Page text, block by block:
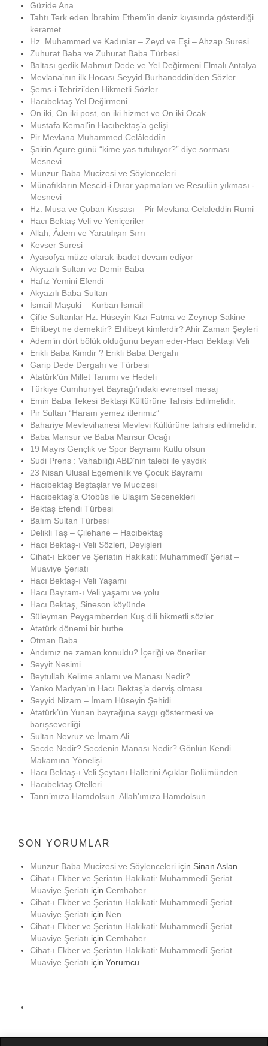
Güzide Ana
Tahtı Terk eden İbrahim Ethem’in deniz kıyısında gösterdiği
keramet
Hz. Muhammed ve Kadınlar – Zeyd ve Eşi – Ahzap Suresi
Zuhurat Baba ve Zuhurat Baba Türbesi
Baltası gedik Mahmut Dede ve Yel Değirmeni Elmalı Antalya
Mevlana’nın ilk Hocası Seyyid Burhaneddin’den Sözler
Şems-i Tebrizi’den Hikmetli Sözler
Hacıbektaş Yel Değirmeni
On iki, On iki post, on iki hizmet ve On iki Ocak
Mustafa Kemal’in Hacıbektaş’a gelişi
Pir Mevlana Muhammed Celâleddîn
Şairin Aşure günü “kime yas tutuluyor?” diye sorması –
Mesnevi
Munzur Baba Mucizesi ve Söylenceleri
Münafıkların Mescid-i Dırar yapmaları ve Resulün yıkması -
Mesnevi
Hz. Musa ve Çoban Kıssası – Pir Mevlana Celaleddin Rumi
Hacı Bektaş Veli ve Yeniçeriler
Allah, Âdem ve Yaratılışın Sırrı
Kevser Suresi
Ayasofya müze olarak ibadet devam ediyor
Akyazılı Sultan ve Demir Baba
Hafız Yemini Efendi
Akyazılı Baba Sultan
İsmail Maşuki – Kurban İsmail
Çifte Sultanlar Hz. Hüseyin Kızı Fatma ve Zeynep Sakine
Ehlibeyt ne demektir? Ehlibeyt kimlerdir? Ahir Zaman Şeyleri
Adem’in dört bölük olduğunu beyan eder-Hacı Bektaşi Veli
Erikli Baba Kimdir ? Erikli Baba Dergahı
Garip Dede Dergahı ve Türbesi
Atatürk’ün Millet Tanımı ve Hedefi
Türkiye Cumhuriyet Bayrağı’ndaki evrensel mesaj
Emin Baba Tekesi Bektaşi Kültürüne Tahsis Edilmelidir.
Pir Sultan “Haram yemez itlerimiz”
Bahariye Mevlevihanesi Mevlevi Kültürüne tahsis edilmelidir.
Baba Mansur ve Baba Mansur Ocağı
19 Mayıs Gençlik ve Spor Bayramı Kutlu olsun
Sudi Prens : Vahabiliği ABD’nin talebi ile yaydık
23 Nisan Ulusal Egemenlik ve Çocuk Bayramı
Hacıbektaş Beştaşlar ve Mucizesi
Hacıbektaş’a Otobüs ile Ulaşım Secenekleri
Bektaş Efendi Türbesi
Balım Sultan Türbesi
Delikli Taş – Çilehane – Hacıbektaş
Hacı Bektaş-ı Veli Sözleri, Deyişleri
Cihat-ı Ekber ve Şeriatın Hakikati: Muhammedî Şeriat –
Muaviye Şeriatı
Hacı Bektaş-ı Veli Yaşamı
Hacı Bayram-ı Veli yaşamı ve yolu
Hacı Bektaş, Sineson köyünde
Süleyman Peygamberden Kuş dili hikmetli sözler
Atatürk dönemi bir hutbe
Otman Baba
Andımız ne zaman konuldu? İçeriği ve öneriler
Seyyit Nesimi
Beytullah Kelime anlamı ve Manası Nedir?
Yanko Madyan’ın Hacı Bektaş’a derviş olması
Seyyid Nizam – İmam Hüseyin Şehidi
Atatürk’ün Yunan bayrağına saygı göstermesi ve
barışseverliği
Sultan Nevruz ve İmam Ali
Secde Nedir? Secdenin Manası Nedir? Gönlün Kendi
Makamına Yönelişi
Hacı Bektaş-ı Veli Şeytanı Hallerini Açıklar Bölümünden
Hacıbektaş Otelleri
Tanrı’mıza Hamdolsun. Allah’ımıza Hamdolsun
SON YORUMLAR
Munzur Baba Mucizesi ve Söylenceleri için Sinan Aslan
Cihat-ı Ekber ve Şeriatın Hakikati: Muhammedî Şeriat –
Muaviye Şeriatı için Cemhaber
Cihat-ı Ekber ve Şeriatın Hakikati: Muhammedî Şeriat –
Muaviye Şeriatı için Nen
Cihat-ı Ekber ve Şeriatın Hakikati: Muhammedî Şeriat –
Muaviye Şeriatı için Cemhaber
Cihat-ı Ekber ve Şeriatın Hakikati: Muhammedî Şeriat –
Muaviye Şeriatı için Yorumcu